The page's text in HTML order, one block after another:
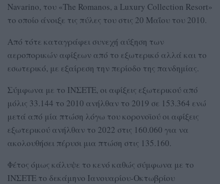
Navarino, του «The Romanos, a Luxury Collection Resort»
το οποίο άνοιξε τις πύλες του στις 20 Μαΐου του 2010.
Από τότε καταγράφει συνεχή αύξηση των
αεροπορικών αφίξεων από το εξωτερικό αλλά και το
εσωτερικό, με εξαίρεση την περίοδο της πανδημίας.
Σύμφωνα με το ΙΝΣΕΤΕ, οι αφίξεις εξωτερικού από
μόλις 33.144 το 2010 ανήλθαν το 2019 σε 153.364 ενώ
μετά από μία πτώση λόγω του κορονοϊού οι αφίξεις
εξωτερικού ανήλθαν το 2022 στις 160.060 για να
ακολουθήσει πέρυσι μια πτώση στις 135.160.
Φέτος όμως κάλυψε το κενό καθώς σύμφωνα με το
ΙΝΣΕΤΕ το δεκάμηνο Ιανουαρίου-Οκτωβρίου